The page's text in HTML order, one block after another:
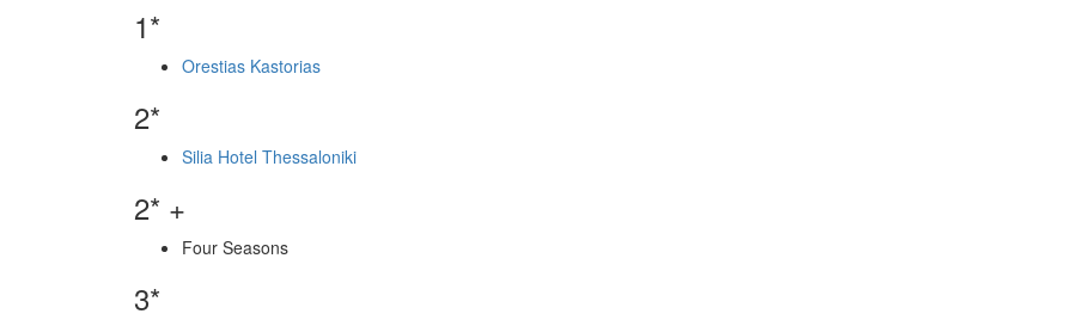
1*
Orestias Kastorias
2*
Silia Hotel Thessaloniki
2* +
Four Seasons
3*